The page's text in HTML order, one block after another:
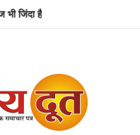
की क्रांति की गूंज। जन